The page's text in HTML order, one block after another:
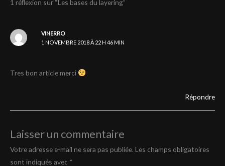
1 réflexion sur “Les bases du layering”
VINERRO
1 NOVEMBRE 2018 À 22 H 46 MIN
Tres bon article merci
Répondre
Laisser un commentaire
Votre adresse e-mail ne sera pas publiée. Les champs obligatoires
sont indiqués avec *